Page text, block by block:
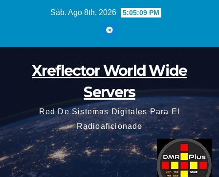
Sáb. Ago 8th, 2026 5:05:10 PM
Xreflector World Wide
Servers
Red De Sistemas Digitales Para El
Radioaficionado